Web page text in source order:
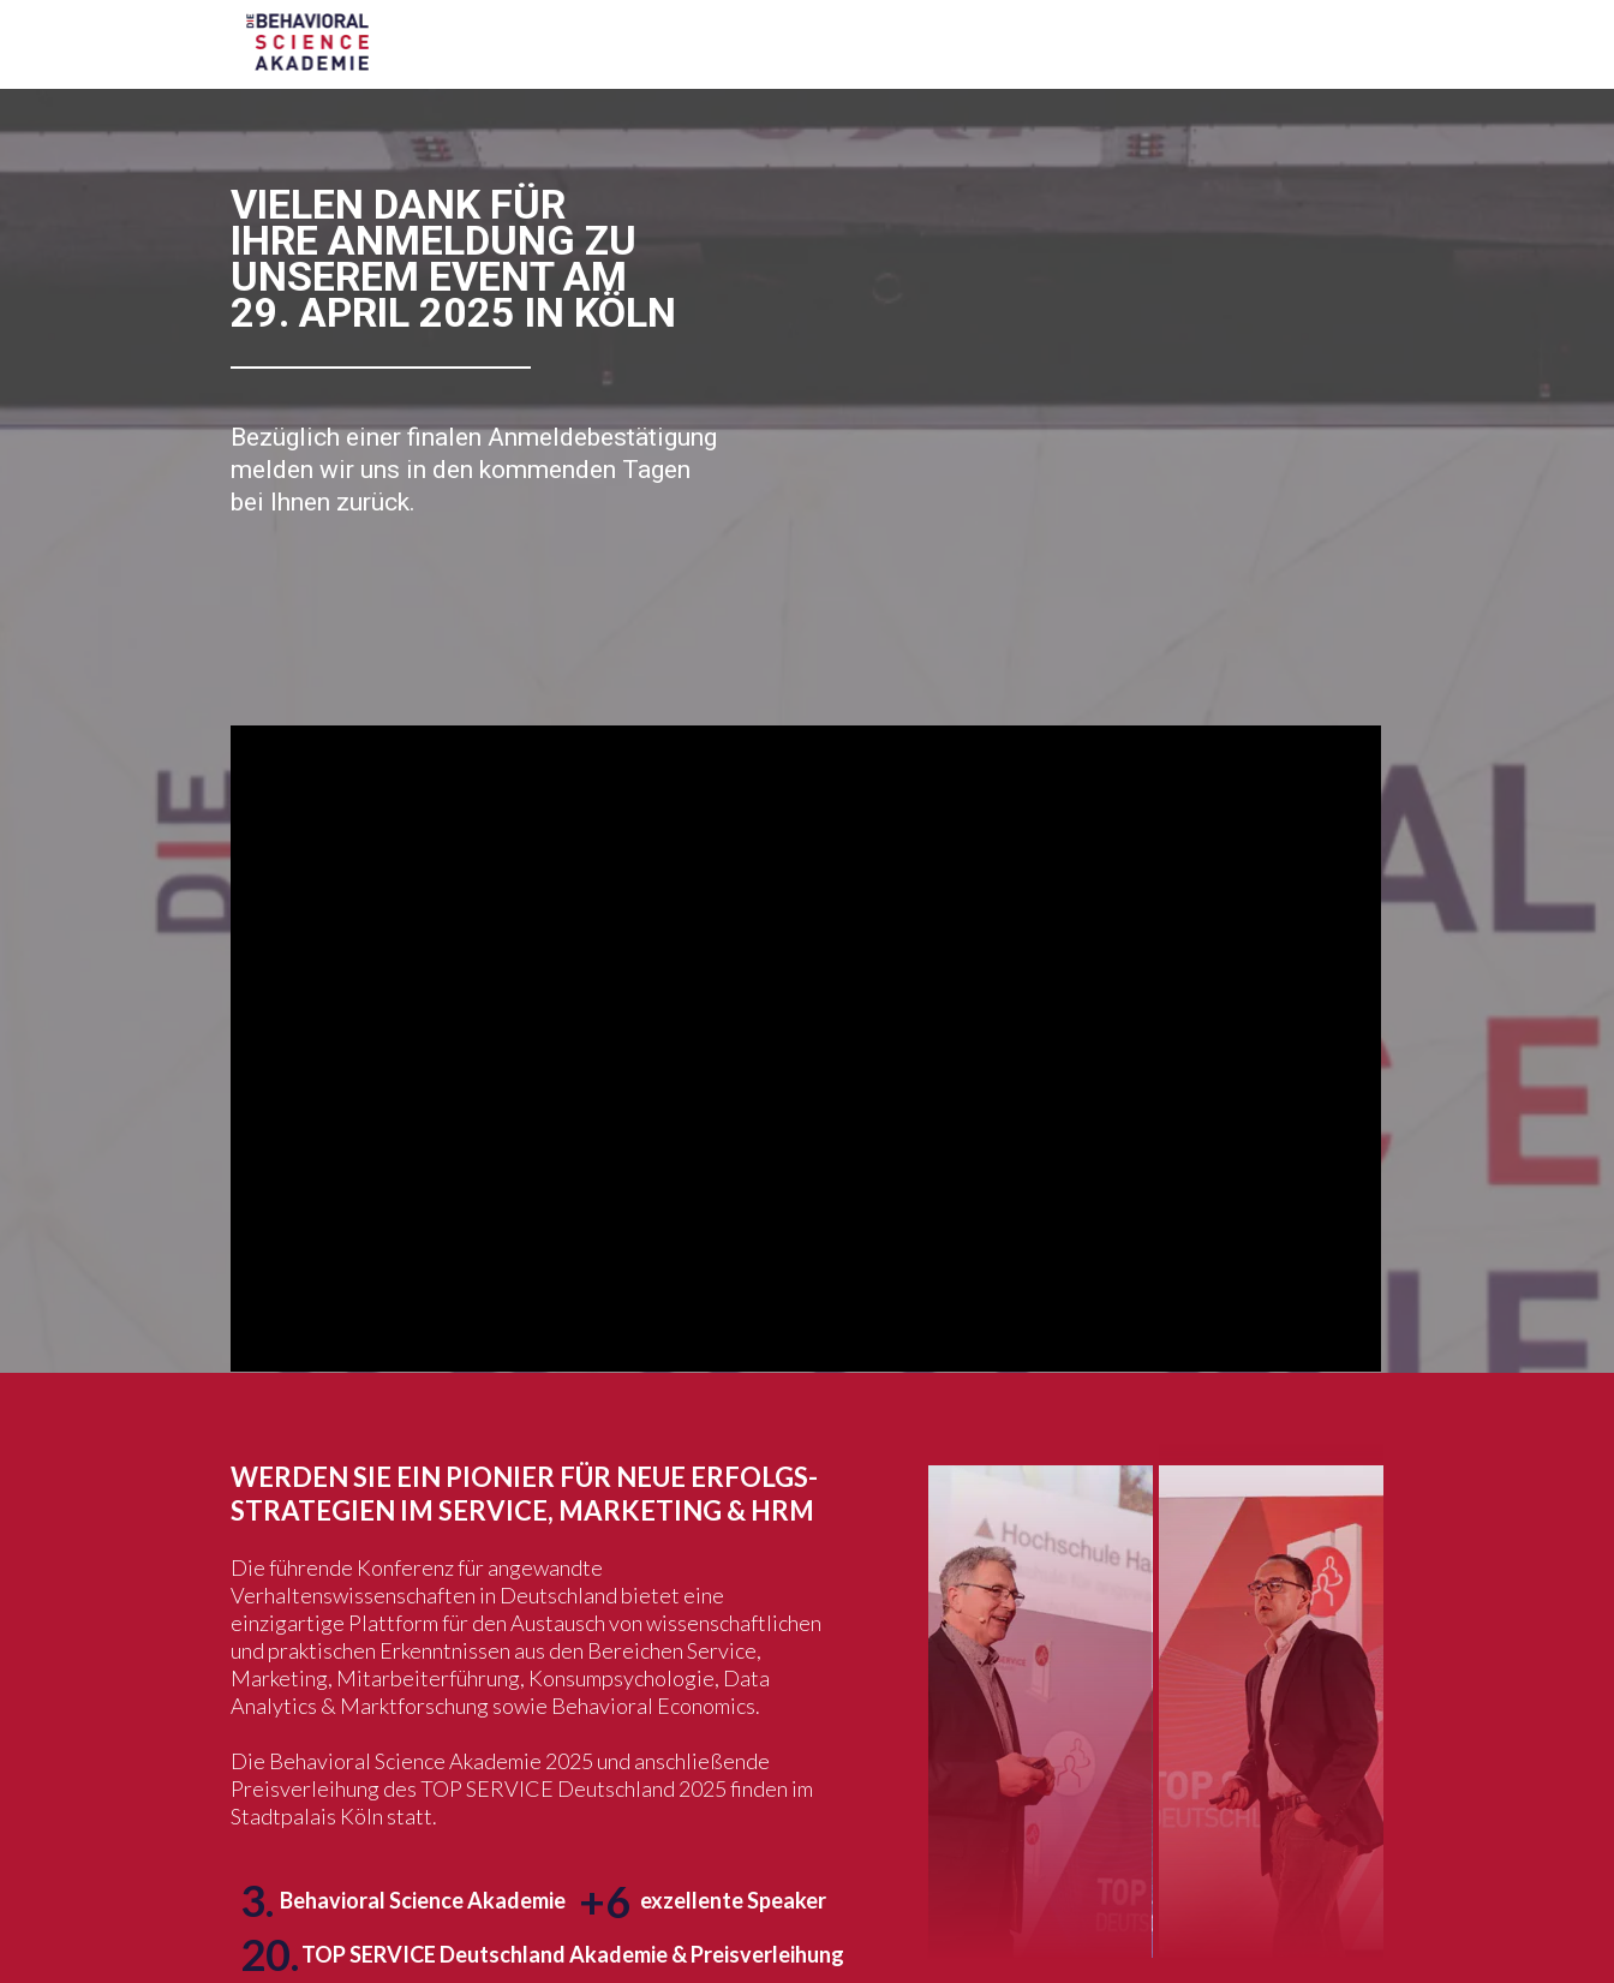
VIELEN DANK FÜR
IHRE ANMELDUNG ZU
UNSEREM EVENT AM
29. APRIL 2025 IN KÖLN
Bezüglich einer finalen Anmeldebestätigung
melden wir uns in den kommenden Tagen
bei Ihnen zurück.
WERDEN SIE EIN PIONIER FÜR NEUE ERFOLGS-
STRATEGIEN IM SERVICE, MARKETING & HRM
Die führende Konferenz für angewandte
Verhaltenswissenschaften in Deutschland bietet eine
einzigartige Plattform für den Austausch von wissenschaftlichen
und praktischen Erkenntnissen aus den Bereichen Service,
Marketing, Mitarbeiterführung, Konsumpsychologie, Data
Analytics & Marktforschung sowie Behavioral Economics.
Die Behavioral Science Akademie 2025 und anschließende
Preisverleihung des TOP SERVICE Deutschland 2025 finden im
Stadtpalais Köln statt.
20.TOP SERVICE Deutschland Akademie & Preisverleihung
+6 exzellente Speaker
Behavioral Science Akademie
3.